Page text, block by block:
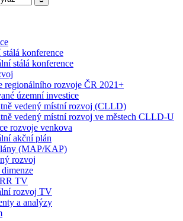
konference
stálá konference
regionálního rozvoje ČR 2021+
územní investice
vedený místní rozvoj (CLLD)
vedený místní rozvoj ve městech CLLD-U
rozvoje venkova
akční plán
(MAP/KAP)
rozvoj
TV
rozvoj TV
a analýzy